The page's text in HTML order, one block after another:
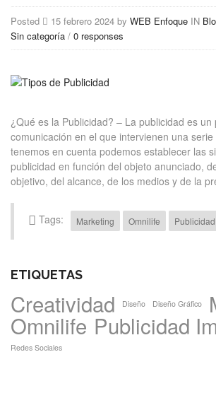
Posted 15 febrero 2024 by WEB Enfoque IN
Sin categoría / 0 responses
¿Qué es la Publicidad? – La publicidad es un
comunicación en el que intervienen una
tenemos en cuenta podemos establecer las
publicidad en función del objeto anunciado,
objetivo, del alcance, de los medios y de la
Tags: Marketing Omnilife
ETIQUETAS
Creatividad Diseño Diseño Gráfico
Omnilife Publicidad
Redes Sociales